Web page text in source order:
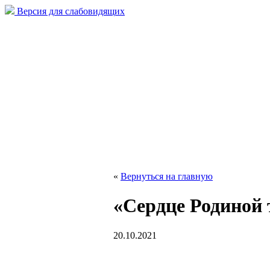
Версия для слабовидящих
« Вернуться на главную
«Сердце Родиной
20.10.2021